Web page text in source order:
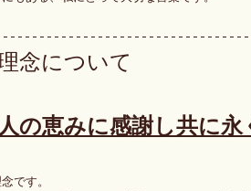
念について
人の恵みに感謝し共に永
です。